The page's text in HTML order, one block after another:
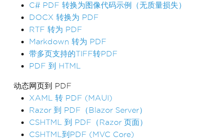
C# PDF 转换为图像代码示例（无质量损失）
DOCX 转换为 PDF
RTF 转为 PDF
Markdown 转为 PDF
带多页支持的TIFF转PDF
PDF 到 HTML
动态网页到 PDF
XAML 转 PDF (MAUI)
Razor 到 PDF（Blazor Server）
CSHTML 到 PDF（Razor 页面）
CSHTML到PDF (MVC Core)